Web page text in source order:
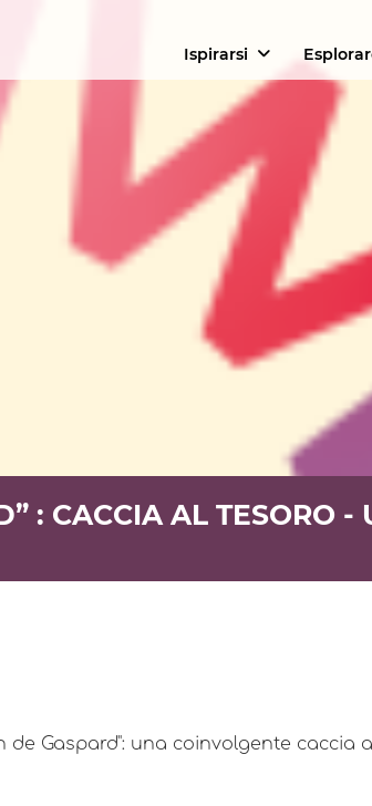
: CACCIA AL TESORO -
Gaspard": una coinvolgente caccia
Ispirarsi